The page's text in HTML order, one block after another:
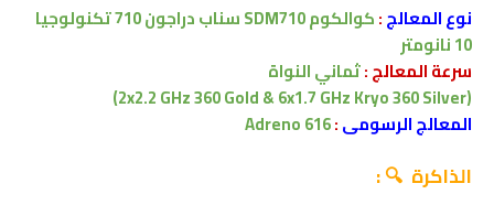
نوع المعالج:
كوالكوم SDM710 سناب دراجون 710 تكنولوجيا
10 نانومتر
سرعة المعالج :ثماني النواة
(2x2.2 GHz 360 Gold & 6x1.7 GHz Kryo 360 Silver)
المعالج الرسومى:
Adreno 616
الذاكرة 🔍 :